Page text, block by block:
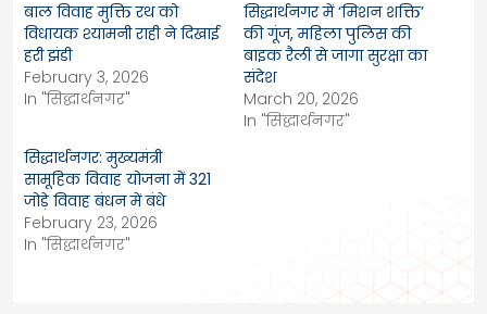
बाल विवाह मुक्ति रथ को
विधायक श्यामनी राही ने दिखाई
हरी झंडी
February 3, 2026
In "सिद्धार्थनगर"
सिद्धार्थनगर में ‘मिशन शक्ति’
की गूंज, महिला पुलिस की
बाइक रैली से जागा सुरक्षा का
संदेश
March 20, 2026
In "सिद्धार्थनगर"
सिद्धार्थनगर: मुख्यमंत्री
सामूहिक विवाह योजना में 321
जोड़े विवाह बंधन में बंधे
February 23, 2026
In "सिद्धार्थनगर"